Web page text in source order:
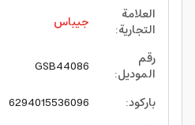
العلامة
التجارية:
جيباس
رقم
الموديل:
GSB44086
باركود:
6294015536096